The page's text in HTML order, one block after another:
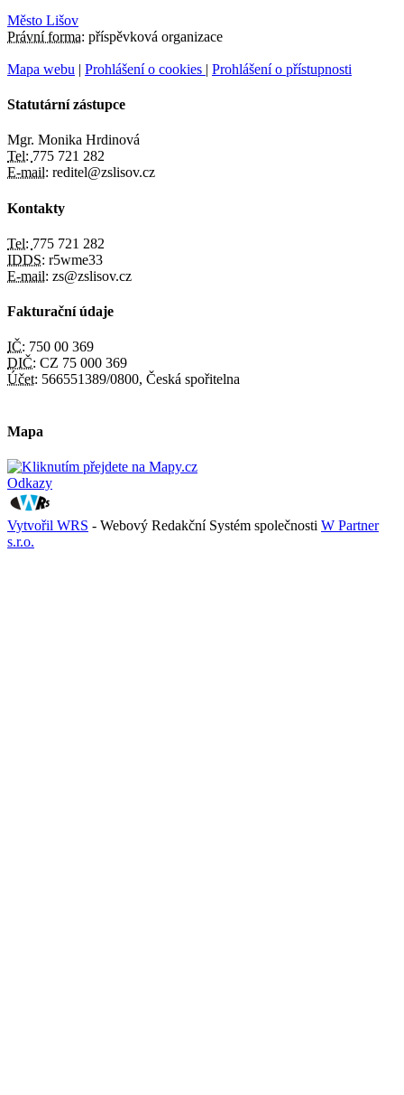
Město Lišov
Právní forma: příspěvková organizace
Mapa webu | Prohlášení o cookies | Prohlášení o přístupnosti
Statutární zástupce
Mgr. Monika Hrdinová
Tel: 775 721 282
E-mail: reditel@zslisov.cz
Kontakty
Tel: 775 721 282
IDDS: r5wme33
E-mail: zs@zslisov.cz
Fakturační údaje
IČ: 750 00 369
DIČ: CZ 75 000 369
Účet: 566551389/0800, Česká spořitelna
Mapa
Odkazy
Vytvořil WRS - Webový Redakční Systém společnosti W Partner
s.r.o.